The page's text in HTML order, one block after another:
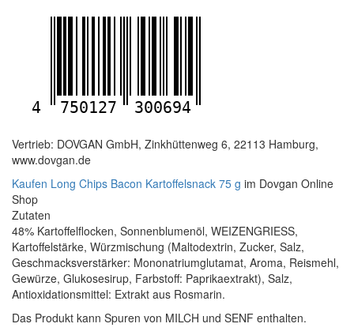
4 750127 300694
Vertrieb: DOVGAN GmbH, Zinkhüttenweg 6, 22113 Hamburg,
www.dovgan.de
Kaufen Long Chips Bacon Kartoffelsnack 75 g im Dovgan Online
Shop
Zutaten
48% Kartoffelflocken, Sonnenblumenöl, WEIZENGRIESS,
Kartoffelstärke, Würzmischung (Maltodextrin, Zucker, Salz,
Geschmacksverstärker: Mononatriumglutamat, Aroma, Reismehl,
Gewürze, Glukosesirup, Farbstoff: Paprikaextrakt), Salz,
Antioxidationsmittel: Extrakt aus Rosmarin.
Das Produkt kann Spuren von MILCH und SENF enthalten.